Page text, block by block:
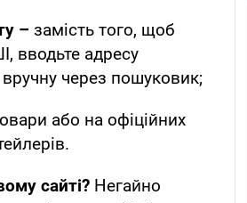
– замість того, щоб
вводьте адресу
через пошуковик;
або на офіційних
сайті? Негайно